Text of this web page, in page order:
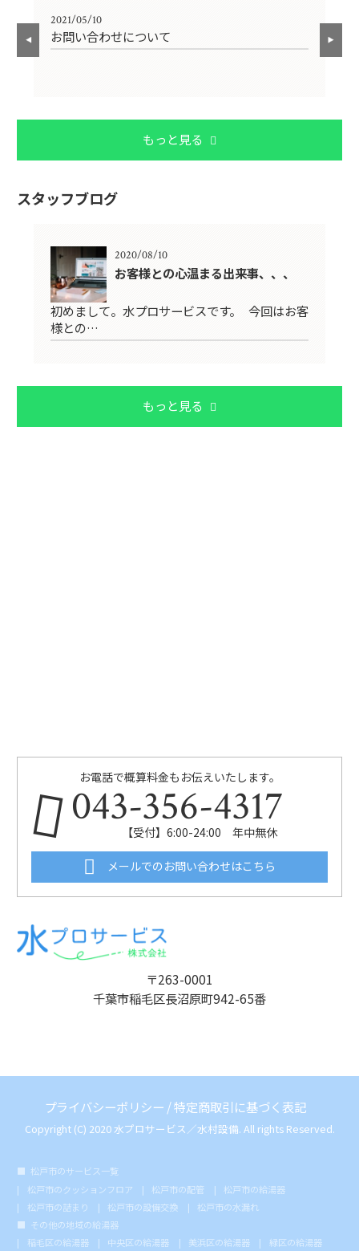
2021/05/10
お問い合わせについて
もっと見る
スタッフブログ
2020/08/10
お客様との心温まる出来事、、、
初めまして。水プロサービスです。 今回はお客
様との…
もっと見る
お電話で概算料金もお伝えいたします。
043-356-4317
【受付】6:00-24:00 年中無休
メールでのお問い合わせはこちら
〒263-0001
千葉市稲毛区長沼原町942-65番
プライバシーポリシー /特定商取引に基づく表記
Copyright (C) 2020 水プロサービス／水村設備. All rights Reserved.
松戸市のサービス一覧
松戸市のクッションフロア
松戸市の配管
松戸市の給湯器
松戸市の詰まり
松戸市の設備交換
松戸市の水漏れ
その他の地域の給湯器
稲毛区の給湯器
中央区の給湯器 美浜区の給湯器 緑区の給湯器